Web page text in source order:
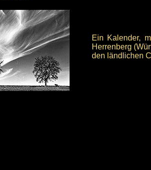
Ein Kalender,
Herrenberg
den ländlichen